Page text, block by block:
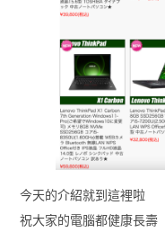
今天的介紹就到這裡啦
祝大家的電腦都健康長壽